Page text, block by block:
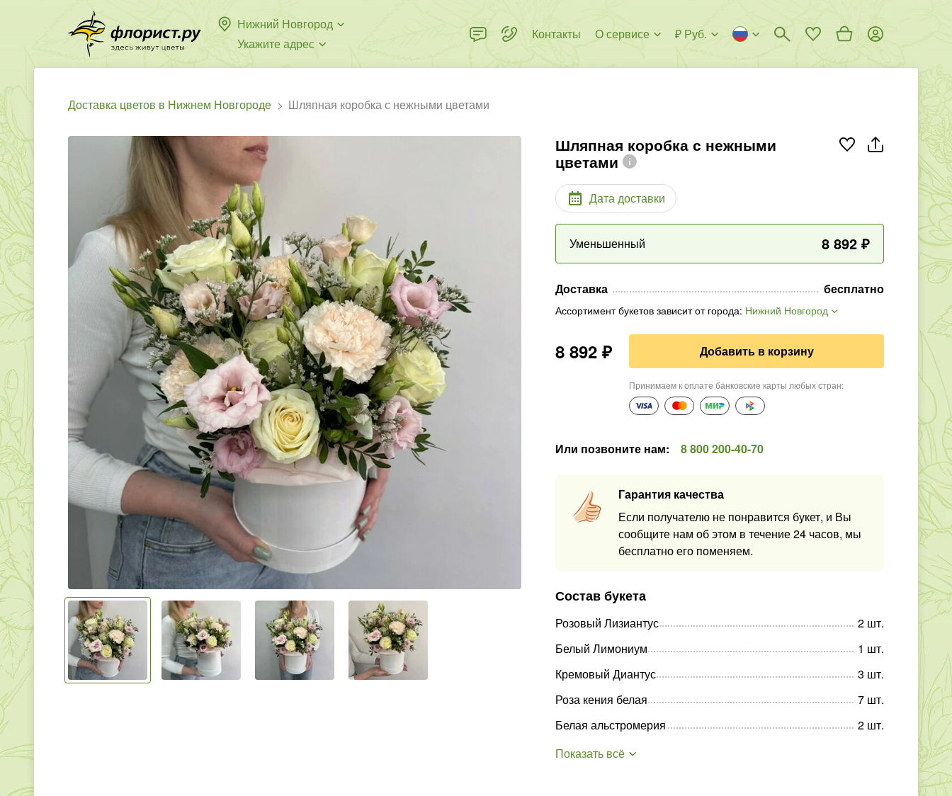
Нижний Новгород
Укажите адрес
Контакты О сервисе ₽ Руб.
Доставка цветов в Нижнем Новгороде Шляпная коробка с нежными цветами
Шляпная коробка с нежными
цветами
Дата доставки
Уменьшенный 8 892 ₽
Доставка бесплатно
Ассортимент букетов зависит от города: Нижний Новгород
8 892 ₽ Добавить в корзину
Принимаем к оплате банковские карты любых стран:
Или позвоните нам: 8 800 200-40-70
Гарантия качества
Если получателю не понравится букет, и Вы
сообщите нам об этом в течение 24 часов, мы
бесплатно его поменяем.
Состав букета
Розовый Лизиантус 2 шт.
Белый Лимониум
1 шт.
Кремовый Диантус
3 шт.
Роза кения белая
7 шт.
Белая альстромерия
2 шт.
Показать всё